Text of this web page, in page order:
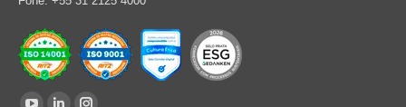
Encontre-nos em: